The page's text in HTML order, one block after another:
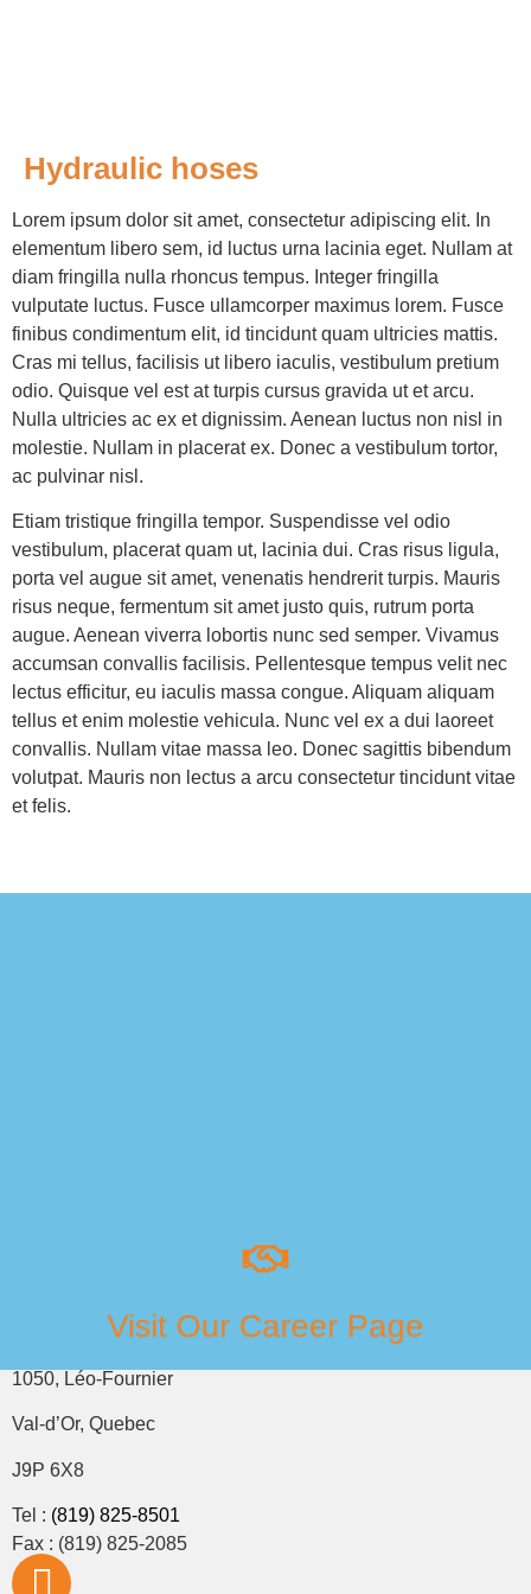
Hydraulic hoses
Lorem ipsum dolor sit amet, consectetur adipiscing elit. In
elementum libero sem, id luctus urna lacinia eget. Nullam at
diam fringilla nulla rhoncus tempus. Integer fringilla
vulputate luctus. Fusce ullamcorper maximus lorem. Fusce
finibus condimentum elit, id tincidunt quam ultricies mattis.
Cras mi tellus, facilisis ut libero iaculis, vestibulum pretium
odio. Quisque vel est at turpis cursus gravida ut et arcu.
Nulla ultricies ac ex et dignissim. Aenean luctus non nisl in
molestie. Nullam in placerat ex. Donec a vestibulum tortor,
ac pulvinar nisl.
Etiam tristique fringilla tempor. Suspendisse vel odio
vestibulum, placerat quam ut, lacinia dui. Cras risus ligula,
porta vel augue sit amet, venenatis hendrerit turpis. Mauris
risus neque, fermentum sit amet justo quis, rutrum porta
augue. Aenean viverra lobortis nunc sed semper. Vivamus
accumsan convallis facilisis. Pellentesque tempus velit nec
lectus efficitur, eu iaculis massa congue. Aliquam aliquam
tellus et enim molestie vehicula. Nunc vel ex a dui laoreet
convallis. Nullam vitae massa leo. Donec sagittis bibendum
volutpat. Mauris non lectus a arcu consectetur tincidunt vitae
et felis.
1050, Léo-Fournier
Val-d’Or, Quebec
J9P 6X8
Tel : (819) 825-8501
Fax : (819) 825-2085
Visit Our Career Page